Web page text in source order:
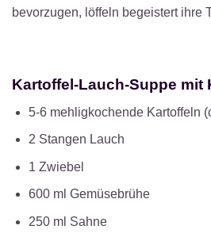
bevorzugen, löffeln begeistert ihre
Kartoffel-Lauch-Suppe mit
5-6 mehligkochende Kartoffeln
2 Stangen Lauch
1 Zwiebel
600 ml Gemüsebrühe
250 ml Sahne